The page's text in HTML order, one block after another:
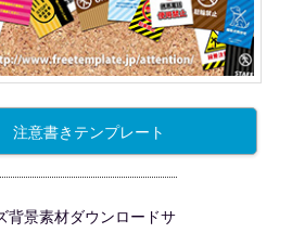
注意書きテンプレート
背景素材ダウンロードサ